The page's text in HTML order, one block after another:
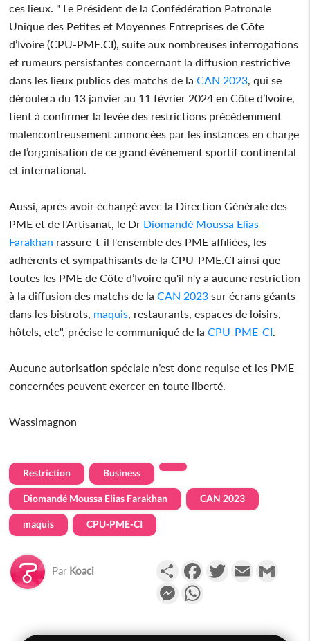
ces lieux. " Le Président de la Confédération Patronale
Unique des Petites et Moyennes Entreprises de Côte
d’Ivoire (CPU-PME.CI), suite aux nombreuses interrogations
et rumeurs persistantes concernant la diffusion restrictive
dans les lieux publics des matchs de laCAN 2023, qui se
déroulera du 13 janvier au 11 février 2024 en Côte d’Ivoire,
tient à confirmer la levée des restrictions précédemment
malencontreusement annoncées par les instances en charge
de l’organisation de ce grand événement sportif continental
et international.
Aussi, après avoir échangé avec la Direction Générale des
PME et de l'Artisanat, le Dr Diomandé Moussa Elias
Farakhan rassure-t-il l'ensemble des PME affiliées, les
adhérents et sympathisants de la CPU-PME.CI ainsi que
toutes les PME de Côte d’Ivoire qu'il n'y a aucune restriction
à la diffusion des matchs de laCAN 2023 sur écrans géants
dans les bistrots, maquis, restaurants, espaces de loisirs,
hôtels, etc", précise le communiqué de laCPU-PME-CI.
Aucune autorisation spéciale n’est donc requise et les PME
concernées peuvent exercer en toute liberté.
Wassimagnon
Restriction Business
Diomandé Moussa Elias Farakhan CAN 2023
maquis CPU-PME-CI
Par Koaci PartagerFacebookTwitterEmail
Messenger